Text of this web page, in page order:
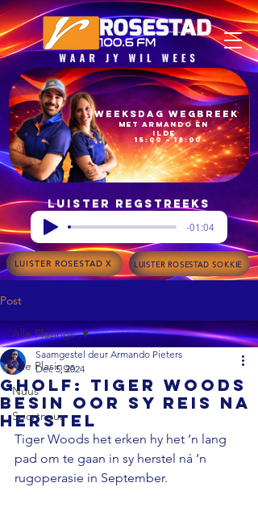
15:00 – 18:00
met Armando en
Ilde
Weeksdag Wegbreek
Luister regstreeks
-01:04
LUISTER ROSESTAD X LUISTER ROSESTAD SOKKIE
Post
Alle Plasings
Nuus
Sportnuus
Alle Plasings
GHOLF: Tiger Woods
besin oor sy reis na
herstel
Saamgestel deur Armando Pieters
Dec 5, 2024
Tiger Woods het erken hy het ‘n lang
pad om te gaan in sy herstel ná ‘n
rugoperasie in September.